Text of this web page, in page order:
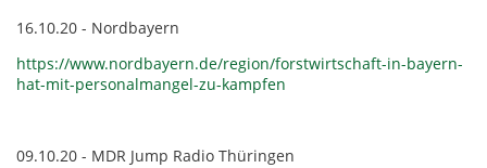
16.10.20 - Nordbayern
https://www.nordbayern.de/region/forstwirtschaft-in-bayern-
hat-mit-personalmangel-zu-kampfen
09.10.20 - MDR Jump Radio Thüringen